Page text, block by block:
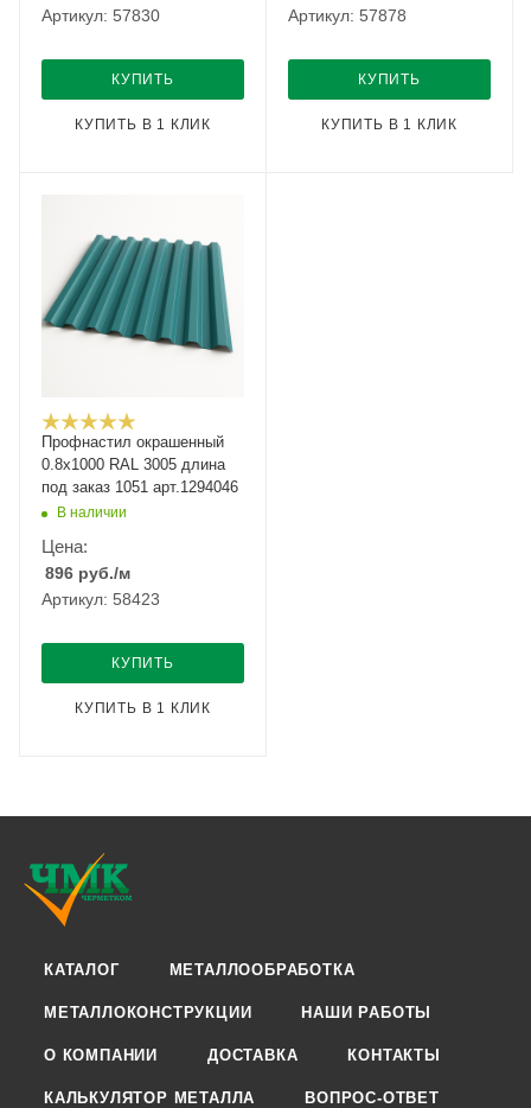
Артикул: 57830
КУПИТЬ
КУПИТЬ В 1 КЛИК
Артикул: 57878
КУПИТЬ
КУПИТЬ В 1 КЛИК
Профнастил окрашенный
0.8x1000 RAL 3005 длина
под заказ 1051 арт.1294046
В наличии
Цена:
896 руб./м
Артикул: 58423
КУПИТЬ
КУПИТЬ В 1 КЛИК
КАТАЛОГ МЕТАЛЛООБРАБОТКА
МЕТАЛЛОКОНСТРУКЦИИ НАШИ РАБОТЫ
О КОМПАНИИ ДОСТАВКА КОНТАКТЫ
КАЛЬКУЛЯТОР МЕТАЛЛА ВОПРОС-ОТВЕТ